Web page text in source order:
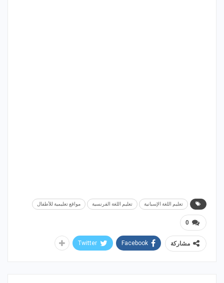
تعليم اللغة الإسبانية تعليم اللغة الفرنسية مواقع تعليمية للأطفال
0
مشاركة Facebook
Twitter